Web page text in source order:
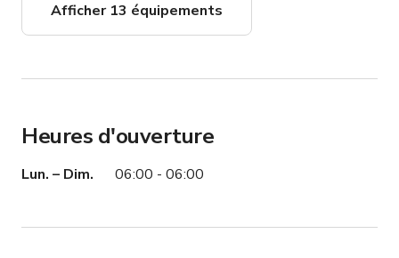
Afficher 13 équipements
Heures d'ouverture
Lun. – Dim. 06:00 - 06:00